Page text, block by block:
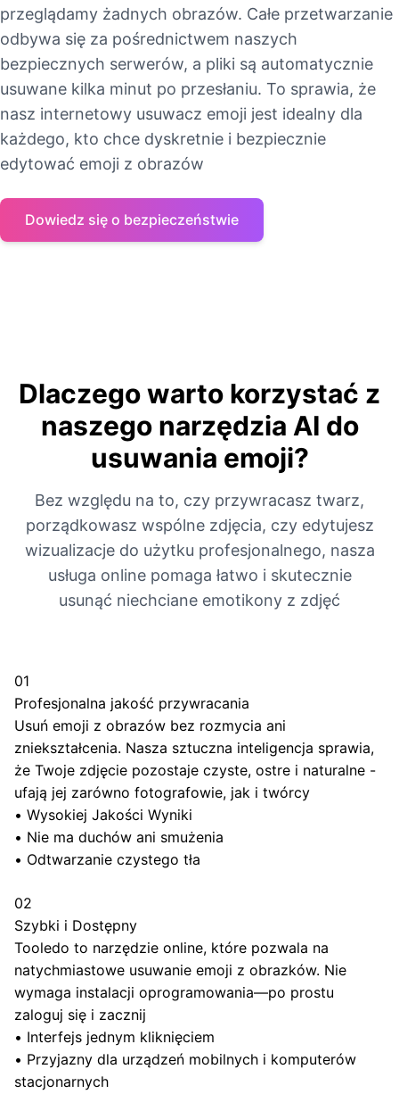
przeglądamy żadnych obrazów. Całe przetwarzanie
odbywa się za pośrednictwem naszych
bezpiecznych serwerów, a pliki są automatycznie
usuwane kilka minut po przesłaniu. To sprawia, że
nasz internetowy usuwacz emoji jest idealny dla
każdego, kto chce dyskretnie i bezpiecznie
edytować emoji z obrazów
Dowiedz się o bezpieczeństwie
Dlaczego warto korzystać z
naszego narzędzia AI do
usuwania emoji?
Bez względu na to, czy przywracasz twarz,
porządkowasz wspólne zdjęcia, czy edytujesz
wizualizacje do użytku profesjonalnego, nasza
usługa online pomaga łatwo i skutecznie
usunąć niechciane emotikony z zdjęć
01
Profesjonalna jakość przywracania
Usuń emoji z obrazów bez rozmycia ani
zniekształcenia. Nasza sztuczna inteligencja sprawia,
że Twoje zdjęcie pozostaje czyste, ostre i naturalne -
ufają jej zarówno fotografowie, jak i twórcy
• Wysokiej Jakości Wyniki
• Nie ma duchów ani smużenia
• Odtwarzanie czystego tła
02
Szybki i Dostępny
Tooledo to narzędzie online, które pozwala na
natychmiastowe usuwanie emoji z obrazków. Nie
wymaga instalacji oprogramowania—po prostu
zaloguj się i zacznij
• Interfejs jednym kliknięciem
• Przyjazny dla urządzeń mobilnych i komputerów
stacjonarnych